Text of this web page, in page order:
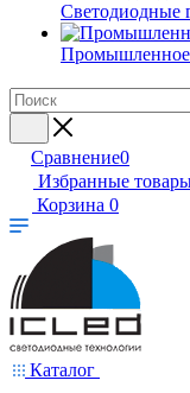
Светодиодные
Промышленное
Сравнение0
Избранные
Корзина 0
Каталог